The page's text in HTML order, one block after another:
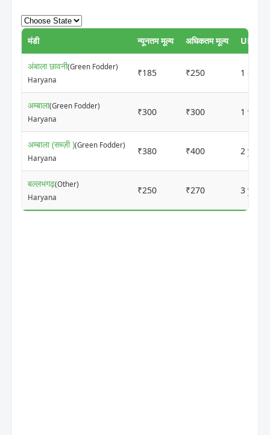
मंडी न्यूनतम मूल्य अधिकतम मूल्य
अंबाला छावनी(Green Fodder)
Haryana
₹185 ₹250 1 day
अम्बाला(Green Fodder)
Haryana
₹300 ₹300 1
अम्बाला (सब्ज़ी )(Green Fodder)
Haryana
₹380 ₹400 2
बल्लभगढ़(Other)
Haryana
₹250 ₹270 3